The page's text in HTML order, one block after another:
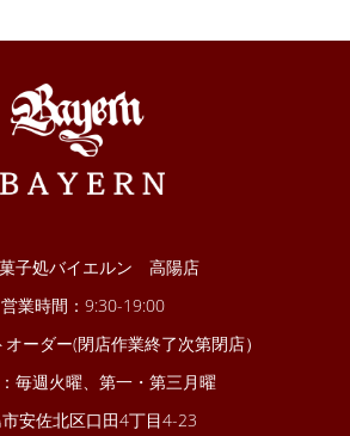
子処バイエルン 高陽店
営業時間：9:30-19:00
ーダー(閉店作業終了次第閉店）
毎週火曜、第一・第三月曜
安佐北区口田4丁目4-23